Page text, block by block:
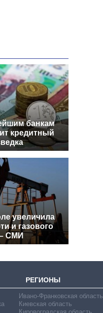
банкам
кредитный
увеличила
и газового
СМИ
РЕГИОНЫ
Ивано-Франковская область
Киевская область